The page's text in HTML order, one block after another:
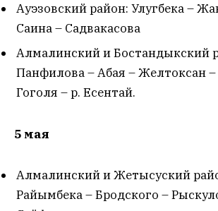
Ауэзовский район: Улугбека –
Саина – Садвакасова
Алмалинский и Бостандыкский
Панфилова – Абая – Желтоксан
Гоголя – р. Есентай.
5 мая
Алмалинский и Жетысуский
Райымбека – Бродского –